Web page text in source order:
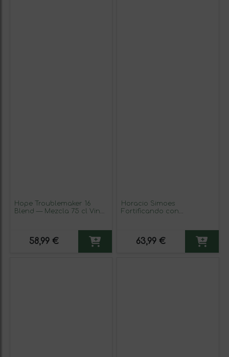
Hope Troublemaker 16
Blend — Mezcla 75 cl Vino
58,99 €
Horacio Simoes
Fortificando con
63,99 €